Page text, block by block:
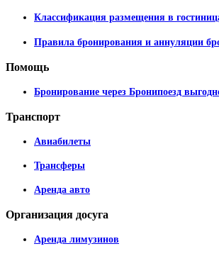
Классификация размещения в
Правила бронирования и аннуляции
Помощь
Бронирование через Бронипоезд
Транспорт
Авиабилеты
Трансферы
Аренда авто
Организация досуга
Аренда лимузинов